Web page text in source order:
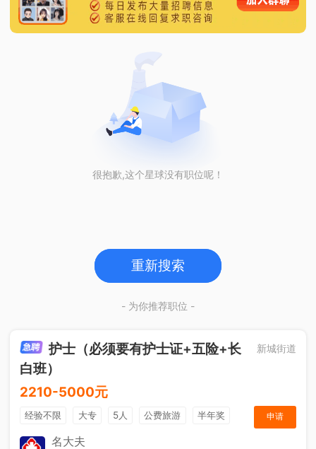
很抱歉,这个星球没有职位呢！
重新搜索
- 为你推荐职位 -
护士（必须要有护士证+五险+长
白班）
新城街道
2210-5000元
经验不限 大专 5人 公费旅游
半年奖
奖金
综合补贴
申请
名大夫